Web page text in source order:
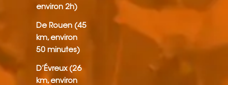
environ 2h)
De Rouen (45
km, environ
50 minutes)
D’Évreux (26
km, environ